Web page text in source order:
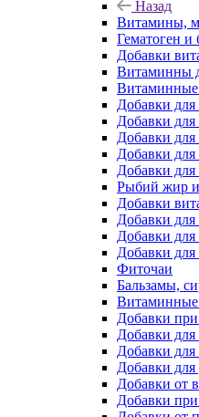
Назад
Витамины,
Гематоген и
Добавки
Витаминны
Витаминные
Добавки
Добавки для
Добавки для
Добавки
Добавки
Рыбий жир и
Добавки
Добавки
Добавки
Добавки для
Фиточаи
Бальзамы,
Витаминные
Добавки при
Добавки
Добавки для
Добавки
Добавки от
Добавки при